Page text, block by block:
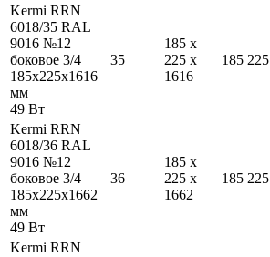
Kermi RRN
6018/35 RAL
9016 №12
боковое 3/4
185x225x1616
мм
49 Вт
35
185 x
225 x
1616
185 225
Kermi RRN
6018/36 RAL
9016 №12
боковое 3/4
185x225x1662
мм
49 Вт
36
185 x
225 x
1662
185 225
Kermi RRN